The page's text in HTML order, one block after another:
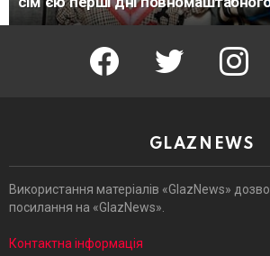
facebook twitter
GLAZNEWS
Використання матеріалів «GlazNews»
посилання на «GlazNews».
Контактна інформація